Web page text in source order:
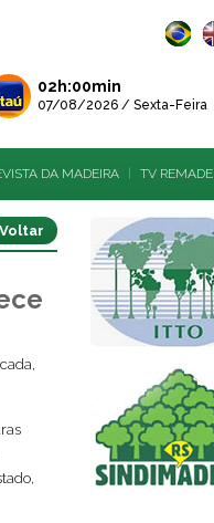
02h:00min
07/08/2026 / Sexta-Feira
DA MADEIRA TV REMADE
Voltar